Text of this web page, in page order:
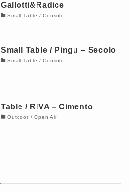
Gallotti&Radice
Small Table / Console
Small Table / Pingu – Secolo
Small Table / Console
Table / RIVA – Cimento
Outdoor / Open Air